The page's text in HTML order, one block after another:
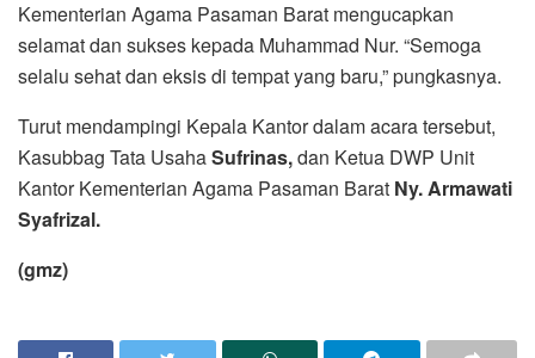
Kementerian Agama Pasaman Barat mengucapkan
selamat dan sukses kepada Muhammad Nur. “Semoga
selalu sehat dan eksis di tempat yang baru,” pungkasnya.
Turut mendampingi Kepala Kantor dalam acara tersebut,
Kasubbag Tata UsahaSufrinas,dan Ketua DWP Unit
Kantor Kementerian Agama Pasaman Barat Ny. Armawati
Syafrizal.
(gmz)